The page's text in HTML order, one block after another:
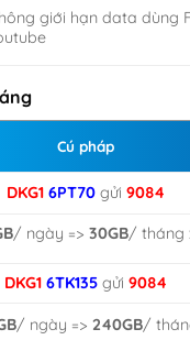
giới hạn data dùng
Cú pháp
DKG1 6PT70 gửi 9084
/ ngày =>30GB/ tháng
DKG1 6TK135 gửi 9084
/ ngày =>240GB/